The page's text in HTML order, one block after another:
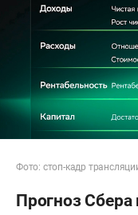
Фото: стоп-кадр
Прогноз